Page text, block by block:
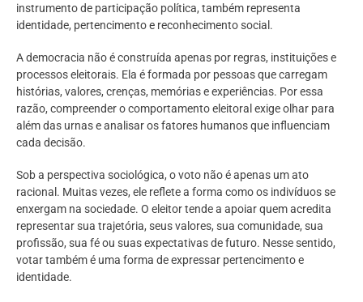
instrumento de participação política, também representa
identidade, pertencimento e reconhecimento social.
A democracia não é construída apenas por regras, instituições e
processos eleitorais. Ela é formada por pessoas que carregam
histórias, valores, crenças, memórias e experiências. Por essa
razão, compreender o comportamento eleitoral exige olhar para
além das urnas e analisar os fatores humanos que influenciam
cada decisão.
Sob a perspectiva sociológica, o voto não é apenas um ato
racional. Muitas vezes, ele reflete a forma como os indivíduos se
enxergam na sociedade. O eleitor tende a apoiar quem acredita
representar sua trajetória, seus valores, sua comunidade, sua
profissão, sua fé ou suas expectativas de futuro. Nesse sentido,
votar também é uma forma de expressar pertencimento e
identidade.